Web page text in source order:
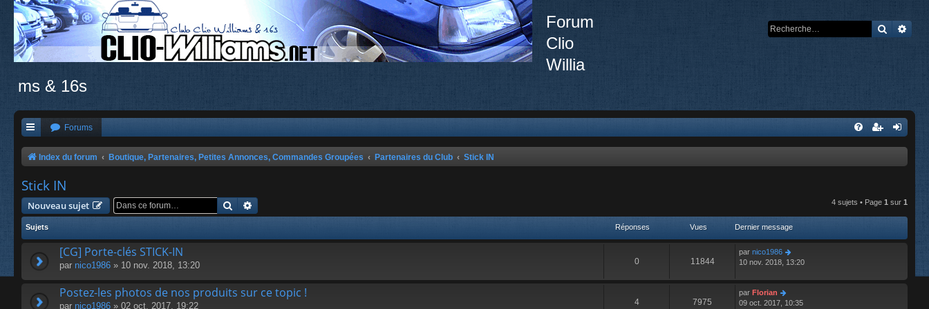
Forum
Clio
Willia
ms & 16s
Forums
Index du forum Boutique, Partenaires, Petites Annonces, Commandes Groupées Partenaires du Club Stick IN
Stick IN
Nouveau sujet Rechercher 4 sujets • Page 1 sur 1
Sujets Réponses Vues Dernier message
[CG] Porte-clés STICK-IN
par nico1986 » 10 nov. 2018, 13:20 0 11844
par nico1986
10 nov. 2018, 13:20
Postez-les photos de nos produits sur ce topic !
par nico1986 » 02 oct. 2017, 19:22 4 7975
par Florian
09 oct. 2017, 10:35